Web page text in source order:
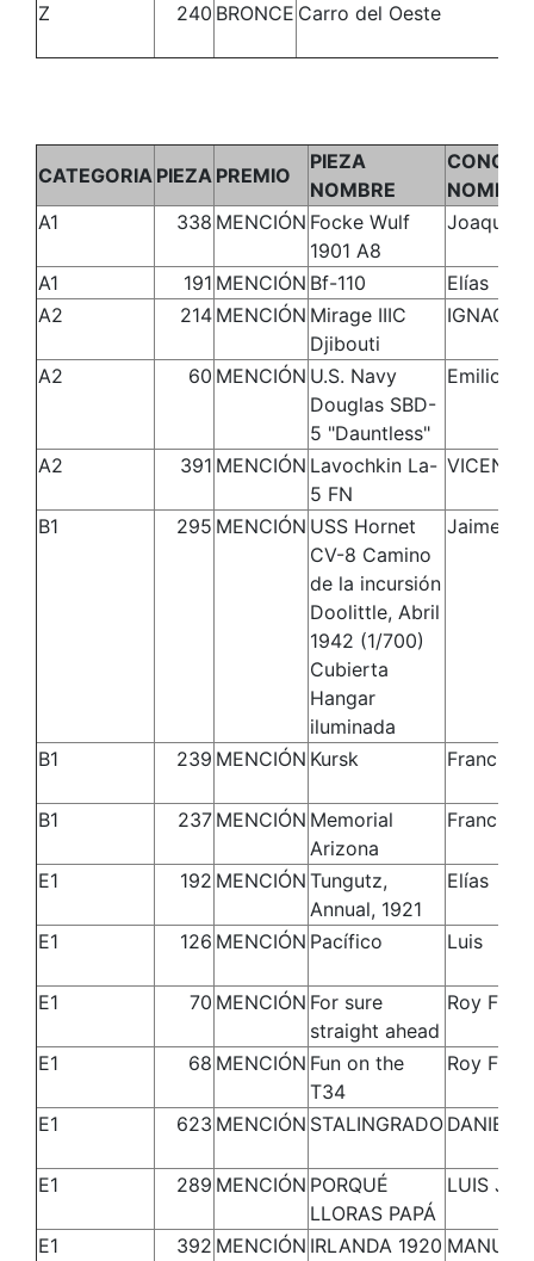
Z 240 BRONCE Carro del Oeste
CATEGORIA PIEZA PREMIO
PIEZA
NOMBRE
NOMBRE
A1
338 MENCIÓN Focke Wulf
1901 A8
Joaquín
A1 191 MENCIÓN Bf-110
Elías
A2
214 MENCIÓN Mirage IIIC
Djibouti
IGNACIO
A2 60 MENCIÓN U.S. Navy
Douglas SBD-
5 "Dauntless"
Emilio
A2 391 MENCIÓN Lavochkin La-
5 FN
VICENTE
B1 295 MENCIÓN USS Hornet
CV-8 Camino
de la incursión
Doolittle, Abril
1942 (1/700)
Cubierta
Hangar
iluminada
Jaime
B1 239 MENCIÓN Kursk
B1 237 MENCIÓN Memorial
Arizona
E1 192 MENCIÓN Tungutz,
Annual, 1921
Elías
E1 126 MENCIÓN Pacífico Luis
E1 70 MENCIÓN For sure
straight ahead
Roy
E1 68 MENCIÓN Fun on the
T34
Roy
E1 623 MENCIÓN STALINGRADO DANIEL
E1 289 MENCIÓN PORQUÉ
LLORAS PAPÁ
LUIS
E1 392 MENCIÓN IRLANDA 1920 MANUEL